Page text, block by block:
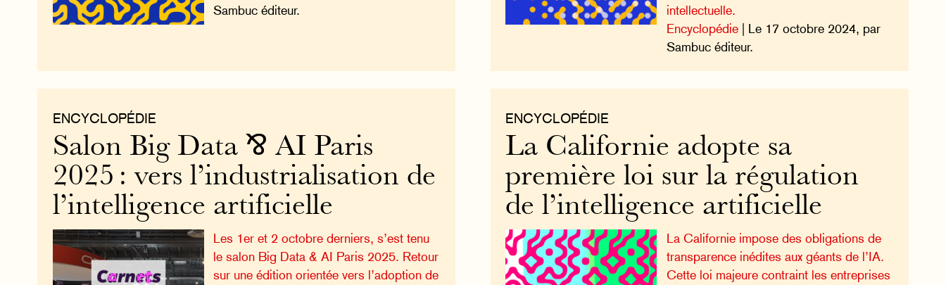
intellectuelle.
Encyclopédie| Le 17 octobre 2024, par
Sambuc éditeur.
Sambuc éditeur.
ENCYCLOPÉDIE
La Californie adopte sa
première loi sur la régulation
de l’intelligence artificielle
La Californie impose des obligations de
transparence inédites aux géants de l’IA.
Cette loi majeure contraint les entreprises
ENCYCLOPÉDIE
Salon Big Data ⅋ AI Paris
2025 : vers l’industrialisation de
l’intelligence artificielle
Les 1er et 2 octobre derniers, s’est tenu
le salon Big Data & AI Paris 2025. Retour
sur une édition orientée vers l’adoption de